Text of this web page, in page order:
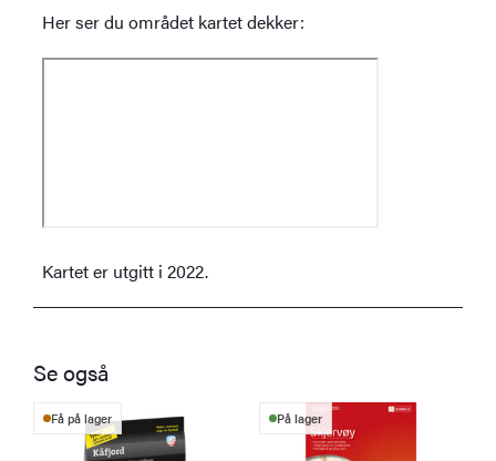
Her ser du området kartet dekker:
Kartet er utgitt i 2022.
Se også
Få på lager På lager